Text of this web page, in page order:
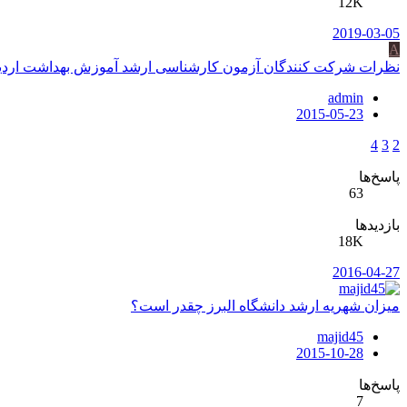
2019-03-05
A
نظرات شرکت کنندگان آزمون کارشناسی ارشد آموزش بهداشت
admin
2015-05-23
2
3
4
پاسخ‌ها
63
بازدیدها
18K
2016-04-27
میزان شهریه ارشد دانشگاه البرز چقدر است؟
majid45
2015-10-28
پاسخ‌ها
7